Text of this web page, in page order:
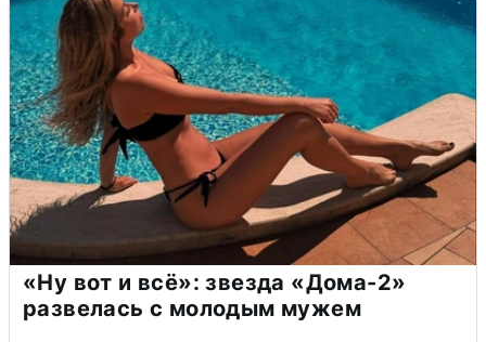
«Ну вот и всё»: звезда «Дома-2»
развелась с молодым мужем